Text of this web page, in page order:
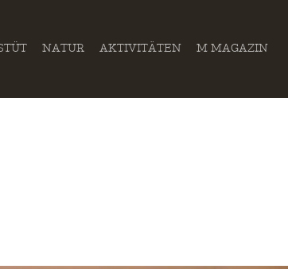
NATUR AKTIVITÄTEN M MAGAZIN